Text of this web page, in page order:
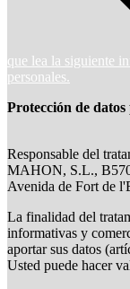
que lea la siguiente
personales.
Protección de datos
Responsable del
MAHON, S.L.,
Avenida de Fort de
La finalidad del
informativas y
aportar sus datos
Usted puede hacer